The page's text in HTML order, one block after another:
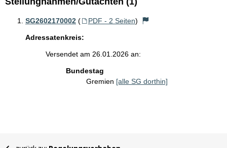
SG2602170002 ( PDF - 2 Seiten)
Adressatenkreis:
Versendet am 26.01.2026 an:
Bundestag
Gremien [alle SG dorthin]